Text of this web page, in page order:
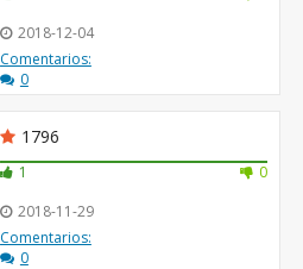
2018-12-04
Comentarios:
0
1796
1
0
2018-11-29
Comentarios:
0